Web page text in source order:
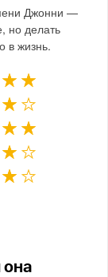
Джонни —
но делать
в жизнь.